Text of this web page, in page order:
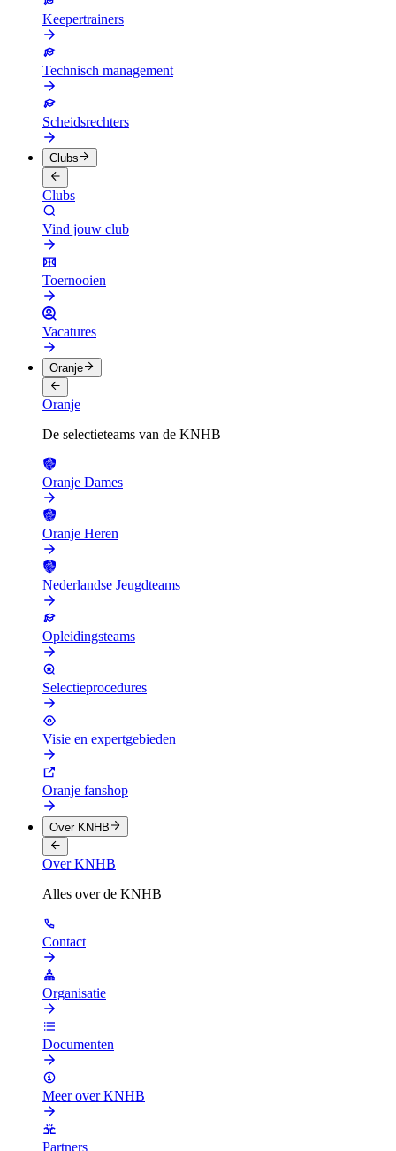
Keepertrainers
Technisch management
Scheidsrechters
Clubs
Clubs
Vind jouw club
Toernooien
Vacatures
Oranje
Oranje
De selectieteams van de KNHB
Oranje Dames
Oranje Heren
Nederlandse Jeugdteams
Opleidingsteams
Selectieprocedures
Visie en expertgebieden
Oranje fanshop
Over KNHB
Over KNHB
Alles over de KNHB
Contact
Organisatie
Documenten
Meer over KNHB
Partners